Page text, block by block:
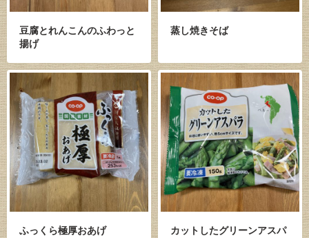
豆腐とれんこんのふわっと
揚げ
蒸し焼きそば
ふっくら極厚おあげ
カットしたグリーンアスパ